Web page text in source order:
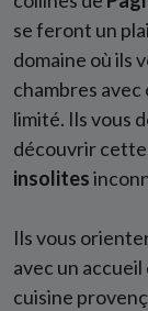
se feront un
domaine où ils
chambres avec
limité. Ils vous
découvrir
insolites
Ils vous
avec un
cuisine